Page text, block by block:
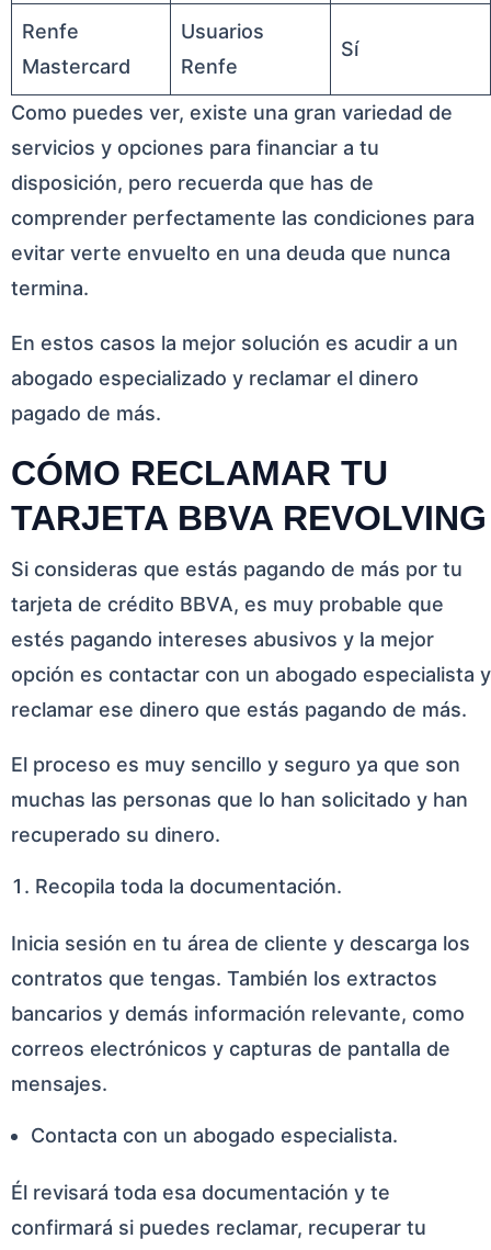
Renfe
Mastercard
Usuarios
Renfe
Sí
Como puedes ver, existe una gran variedad de
servicios y opciones para financiar a tu
disposición, pero recuerda que has de
comprender perfectamente las condiciones para
evitar verte envuelto en una deuda que nunca
termina.
En estos casos la mejor solución es acudir a un
abogado especializado y reclamar el dinero
pagado de más.
CÓMO RECLAMAR TU
TARJETA BBVA REVOLVING
Si consideras que estás pagando de más por tu
tarjeta de crédito BBVA, es muy probable que
estés pagando intereses abusivos y la mejor
opción es contactar con un abogado especialista y
reclamar ese dinero que estás pagando de más.
El proceso es muy sencillo y seguro ya que son
muchas las personas que lo han solicitado y han
recuperado su dinero.
Recopila toda la documentación.
Inicia sesión en tu área de cliente y descarga los
contratos que tengas. También los extractos
bancarios y demás información relevante, como
correos electrónicos y capturas de pantalla de
mensajes.
Contacta con un abogado especialista.
Él revisará toda esa documentación y te
confirmará si puedes reclamar, recuperar tu